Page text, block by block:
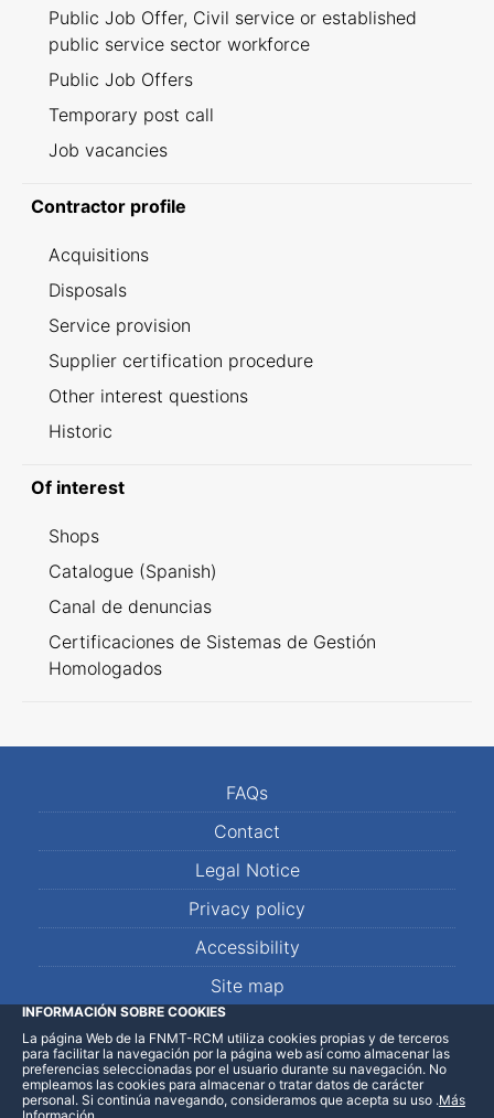
Public Job Offer, Civil service or established
public service sector workforce
Public Job Offers
Temporary post call
Job vacancies
Contractor profile
Acquisitions
Disposals
Service provision
Supplier certification procedure
Other interest questions
Historic
Of interest
Shops
Catalogue (Spanish)
Canal de denuncias
Certificaciones de Sistemas de Gestión
Homologados
FAQs
Contact
Legal Notice
Privacy policy
Accessibility
Site map
LinkedInFacebookWhatsApp
INFORMACIÓN SOBRE COOKIES
La página Web de la FNMT-RCM utiliza cookies propias y de terceros
para facilitar la navegación por la página web así como almacenar las
preferencias seleccionadas por el usuario durante su navegación. No
empleamos las cookies para almacenar o tratar datos de carácter
personal. Si continúa navegando, consideramos que acepta su uso .Más